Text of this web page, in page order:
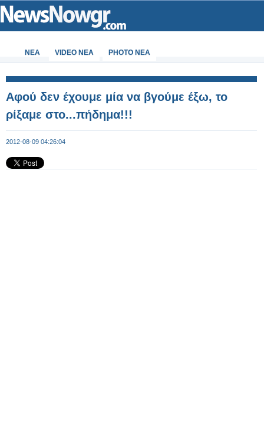
ΝΕΑ VIDEO NEA PHOTO NEA
Αφού δεν έχουμε μία να βγούμε έξω, το
ρίξαμε στο...πήδημα!!!
2012-08-09 04:26:04